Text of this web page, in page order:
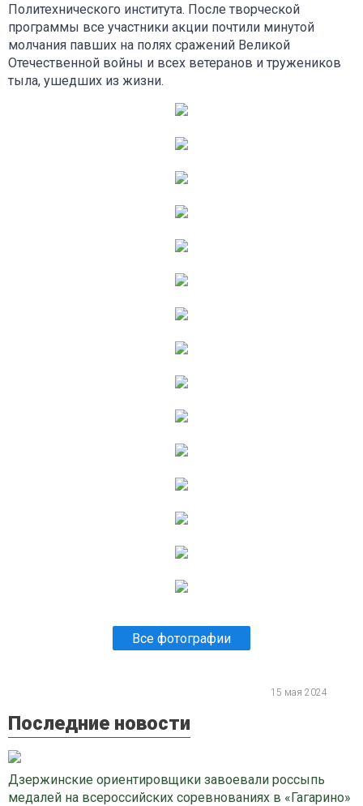
Политехнического института. После творческой
программы все участники акции почтили минутой
молчания павших на полях сражений Великой
Отечественной войны и всех ветеранов и тружеников
тыла, ушедших из жизни.
Все фотографии
15 мая 2024
Последние новости
Дзержинские ориентировщики завоевали россыпь
медалей на всероссийских соревнованиях в «Гагарино»